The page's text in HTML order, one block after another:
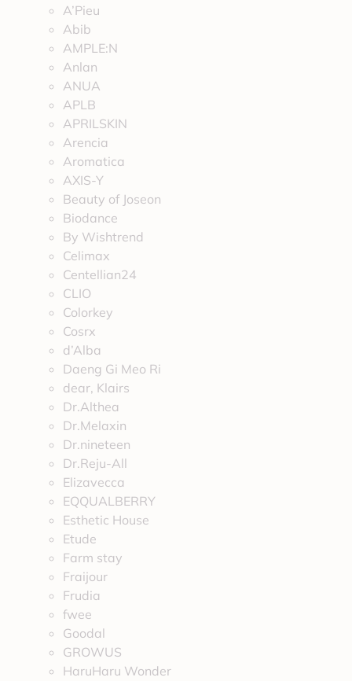
A’Pieu
Abib
AMPLE:N
Anlan
ANUA
APLB
APRILSKIN
Arencia
Aromatica
AXIS-Y
Beauty of Joseon
Biodance
By Wishtrend
Celimax
Centellian24
CLIO
Colorkey
Cosrx
d’Alba
Daeng Gi Meo Ri
dear, Klairs
Dr.Althea
Dr.Melaxin
Dr.nineteen
Dr.Reju-All
Elizavecca
EQQUALBERRY
Esthetic House
Etude
Farm stay
Fraijour
Frudia
fwee
Goodal
GROWUS
HaruHaru Wonder